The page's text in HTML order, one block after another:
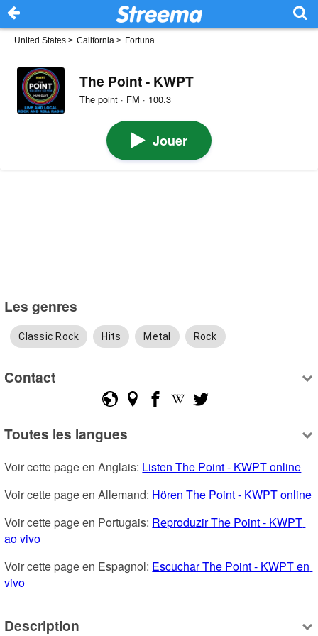
United States > California > Fortuna
The Point - KWPT
The point · FM · 100.3
Jouer
Les genres
Classic Rock Hits Metal Rock
Contact
Toutes les langues
Voir cette page en Anglais: Listen The Point - KWPT online
Voir cette page en Allemand: Hören The Point - KWPT online
Voir cette page en Portugais: Reproduzir The Point - KWPT
ao vivo
Voir cette page en Espagnol: Escuchar The Point - KWPT en
vivo
Description